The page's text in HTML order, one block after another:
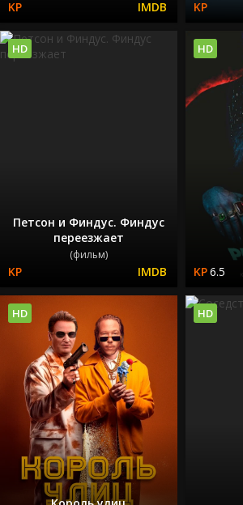
Петсон и Финдус. Финдус
переезжает
(фильм)
HD
6.5
HD
HD HD